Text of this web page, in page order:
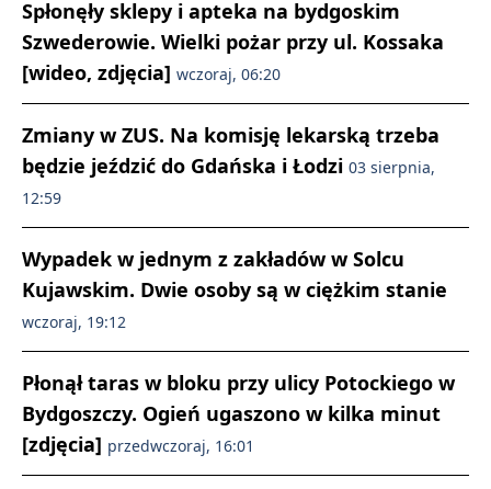
Spłonęły sklepy i apteka na bydgoskim
Szwederowie. Wielki pożar przy ul. Kossaka
[wideo, zdjęcia] wczoraj, 06:20
Zmiany w ZUS. Na komisję lekarską trzeba
będzie jeździć do Gdańska i Łodzi 03 sierpnia,
12:59
Wypadek w jednym z zakładów w Solcu
Kujawskim. Dwie osoby są w ciężkim stanie
wczoraj, 19:12
Płonął taras w bloku przy ulicy Potockiego w
Bydgoszczy. Ogień ugaszono w kilka minut
[zdjęcia] przedwczoraj, 16:01